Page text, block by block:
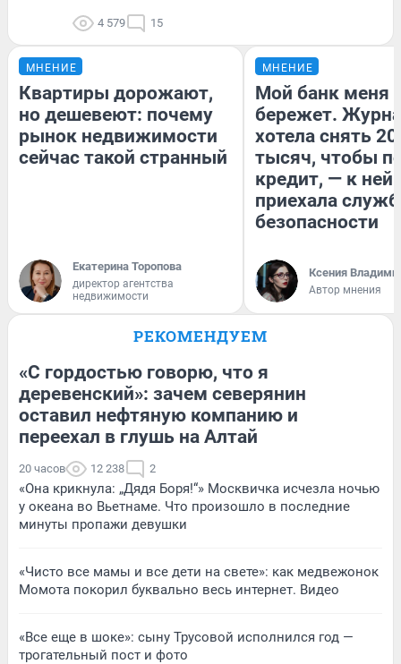
4 579 15
МНЕНИЕ
Квартиры дорожают,
но дешевеют: почему
рынок недвижимости
сейчас такой странный
Екатерина Торопова
директор агентства
недвижимости
МНЕНИЕ
Мой банк меня
бережет.
хотела снять
тысяч, чтобы
кредит, — к
приехала
безопасности
Ксения
Автор мнения
РЕКОМЕНДУЕМ
«С гордостью говорю, что я
деревенский»: зачем северянин
оставил нефтяную компанию и
переехал в глушь на Алтай
20 часов 12 238 2
«Она крикнула: „Дядя Боря!“» Москвичка исчезла ночью
у океана во Вьетнаме. Что произошло в последние
минуты пропажи девушки
«Чисто все мамы и все дети на свете»: как медвежонок
Момота покорил буквально весь интернет. Видео
«Все еще в шоке»: сыну Трусовой исполнился год —
трогательный пост и фото